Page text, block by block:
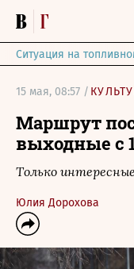
Ситуация на
15 мая, 08:57 /
Маршрут
выходные с
Только
Юлия Дорохова